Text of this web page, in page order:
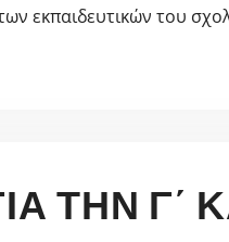
εκπαιδευτικών του
ΤΗΝ Γ΄